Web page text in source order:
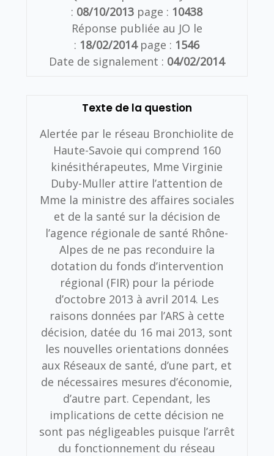
: 08/10/2013 page : 10438
Réponse publiée au JO le
: 18/02/2014page : 1546
Date de signalement : 04/02/2014
Texte de la question
Alertée par le réseau Bronchiolite de
Haute-Savoie qui comprend 160
kinésithérapeutes, Mme Virginie
Duby-Muller attire l’attention de
Mme la ministre des affaires sociales
et de la santé sur la décision de
l’agence régionale de santé Rhône-
Alpes de ne pas reconduire la
dotation du fonds d’intervention
régional (FIR) pour la période
d’octobre 2013 à avril 2014. Les
raisons données par l’ARS à cette
décision, datée du 16 mai 2013, sont
les nouvelles orientations données
aux Réseaux de santé, d’une part, et
de nécessaires mesures d’économie,
d’autre part. Cependant, les
implications de cette décision ne
sont pas négligeables puisque l’arrêt
du fonctionnement du réseau